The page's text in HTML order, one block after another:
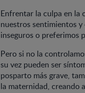
Enfrentar la culpa en la
nuestros sentimientos
inseguros o preferimos
Pero si no la
su vez pueden ser
posparto más grave,
la maternidad, creando